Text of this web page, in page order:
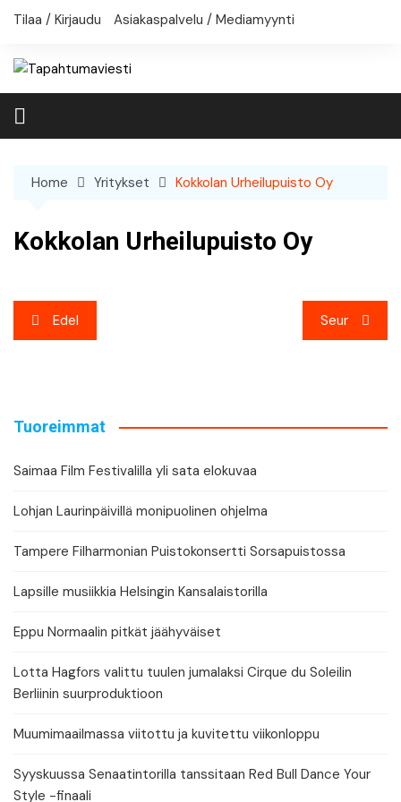
Skip
Tilaa / Kirjaudu Asiakaspalvelu / Mediamyynti
Home Yritykset Kokkolan Urheilupuisto Oy
Kokkolan Urheilupuisto Oy
Artikkelien
selaus
Edel Seur
Tuoreimmat
Saimaa Film Festivalilla yli sata elokuvaa
Lohjan Laurinpäivillä monipuolinen ohjelma
Tampere Filharmonian Puistokonsertti Sorsapuistossa
Lapsille musiikkia Helsingin Kansalaistorilla
Eppu Normaalin pitkät jäähyväiset
Lotta Hagfors valittu tuulen jumalaksi Cirque du Soleilin
Berliinin suurproduktioon
Muumimaailmassa viitottu ja kuvitettu viikonloppu
Syyskuussa Senaatintorilla tanssitaan Red Bull Dance Your
Style -finaali